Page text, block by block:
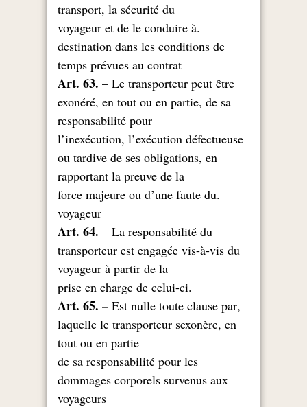
transport, la sécurité du
.voyageur et de le conduire à
destination dans les conditions de
temps prévues au contrat
Art. 63. – Le transporteur peut être
exonéré, en tout ou en partie, de sa
responsabilité pour
l’inexécution, l’exécution défectueuse
ou tardive de ses obligations, en
rapportant la preuve de la
.force majeure ou d’une faute du
voyageur
Art. 64. – La responsabilité du
transporteur est engagée vis-à-vis du
voyageur à partir de la
.prise en charge de celui-ci
,
Art. 65. – Est nulle toute clause par
laquelle le transporteur sexonère, en
tout ou en partie
de sa responsabilité pour les
dommages corporels survenus aux
voyageurs